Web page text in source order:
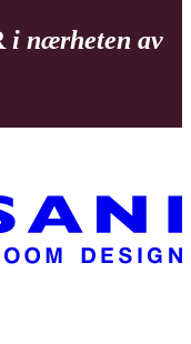
i nærheten av